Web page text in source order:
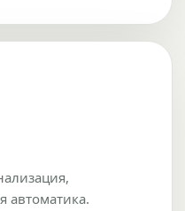
автоматика.